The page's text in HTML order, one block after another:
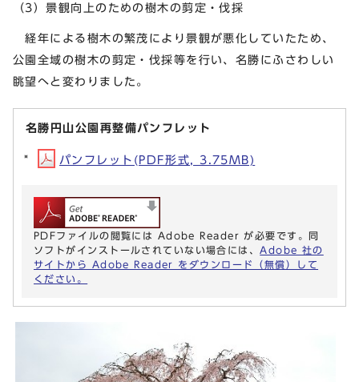
（3）景観向上のための樹木の剪定・伐採
経年による樹木の繁茂により景観が悪化していたため、
公園全域の樹木の剪定・伐採等を行い、名勝にふさわしい
眺望へと変わりました。
名勝円山公園再整備パンフレット
パンフレット(PDF形式, 3.75MB)
PDFファイルの閲覧には Adobe Reader が必要です。同
ソフトがインストールされていない場合には、 Adobe 社の
サイトから Adobe Reader をダウンロード（無償）して
ください。